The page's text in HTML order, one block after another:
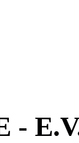
-